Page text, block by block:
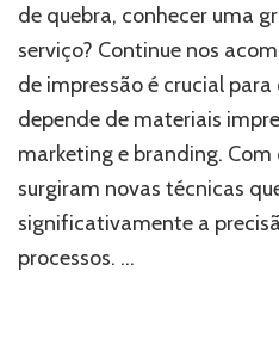
qualidade
de
seus
projetos
de quebra, conhecer uma
serviço? Continue nos
de impressão é crucial
depende de materiais
marketing e branding.
surgiram novas técnicas
significativamente a
processos. …